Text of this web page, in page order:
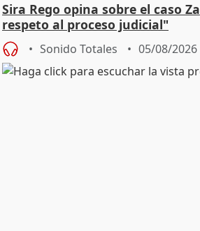
Sira Rego opina sobre el caso
respeto al proceso judicial"
Sonido Totales 05/08/2026